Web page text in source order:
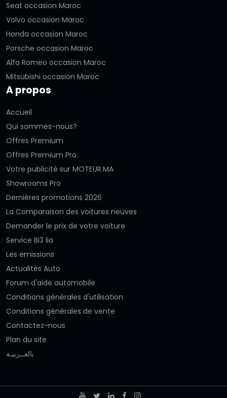
Seat occasion Maroc
Volvo occasion Maroc
Honda occasion Maroc
Porsche occasion Maroc
Alfa Romeo occasion Maroc
Mitsubishi occasion Maroc
A propos
Accueil
Qui sommes-nous?
Offres Premium
Offres Premium Pro
Votre publicité sur MOTEUR.MA
Showrooms Pro
Dernières promotions 2026
La Comparaison des voitures neuves
Demander le prix de votre voiture
Service Bi3 lia
Les emissions
Actualités Auto
Forum d'aide automobile
Conditions générales d'utilisation
Conditions générales de vente
Contactez-nous
Plan du site
بالعــربيـة